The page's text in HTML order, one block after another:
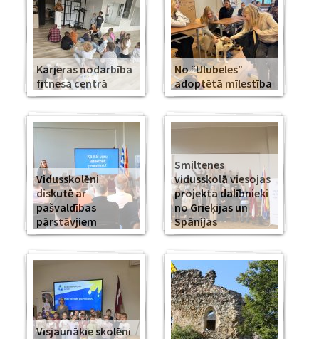
Karjeras nodarbība
fitnesa centrā
No “Ulubeles”
adoptētā mīlestība
Vidusskolēni
diskutē ar
pašvaldības
pārstāvjiem
Smiltenes
vidusskolā viesojas
projekta dalībnieki
no Grieķijas un
Spānijas
Visjaunākie skolēni